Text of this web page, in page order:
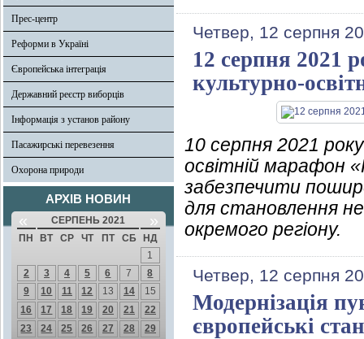
Прес-центр
Реформи в Україні
Європейська інтеграція
Державний реєстр виборців
Інформація з установ району
Пасажирські перевезення
Охорона природи
АРХІВ НОВИН
« СЕРПЕНЬ 2021 »
ПН ВТ СР ЧТ ПТ СБ
НД
1
2
3 4 5 6 7
8
9
10 11 12 13 14
15
16
17 18 19 20 21
22
23
24 25 26 27 28
29
Четвер, 12 серпня
12 серпня 2021
культурно-
10 серпня 2021
освітній марафон
забезпечити
для становлення
окремого регіону.
Четвер, 12 серпня
Модернізація
європейські